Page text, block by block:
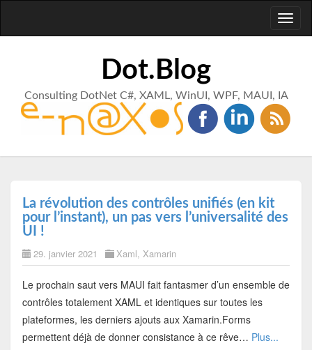
Dot.Blog
Consulting DotNet C#, XAML, WinUI, WPF, MAUI, IA
La révolution des contrôles unifiés (en kit
pour l’instant), un pas vers l’universalité des
UI !
29. janvier 2021 Xaml, Xamarin
Le prochain saut vers MAUI fait fantasmer d’un ensemble de
contrôles totalement XAML et identiques sur toutes les
plateformes, les derniers ajouts aux Xamarin.Forms
permettent déjà de donner consistance à ce rêve… Plus...